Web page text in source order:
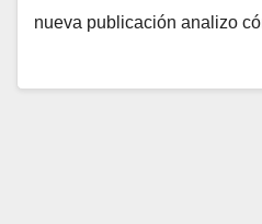
nueva publicación analizo